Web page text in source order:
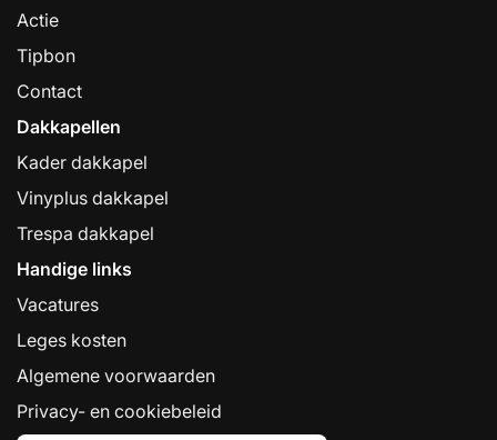
Actie
Tipbon
Contact
Dakkapellen
Kader dakkapel
Vinyplus dakkapel
Trespa dakkapel
Handige links
Vacatures
Leges kosten
Algemene voorwaarden
Privacy- en cookiebeleid